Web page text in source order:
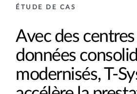
ÉTUDE DE CAS
Avec des
données
modernisés,